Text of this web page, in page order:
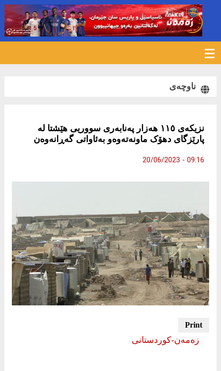
ناوچەی
نزیکەی ١١٥ ھەزار پەنابەری سووریی ھێشتا لە
پارێزگای دھۆک ماونەتەوەو بەئاواتی گەڕانەوەن
09:16 - 20/06/2023
زەمەن-كوردستانی